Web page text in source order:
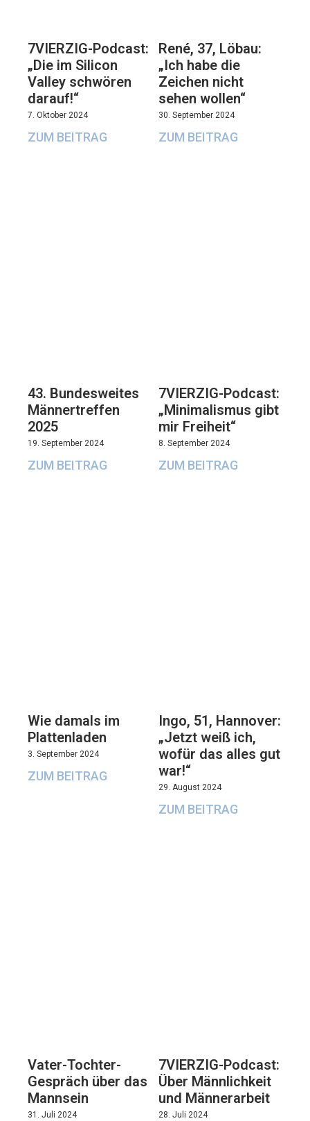
7VIERZIG-Podcast:
„Die im Silicon
Valley schwören
darauf!“
7. Oktober 2024
ZUM BEITRAG
René, 37, Löbau:
„Ich habe die
Zeichen nicht
sehen wollen“
30. September 2024
ZUM BEITRAG
43. Bundesweites
Männertreffen
2025
19. September 2024
ZUM BEITRAG
7VIERZIG-Podcast:
„Minimalismus gibt
mir Freiheit“
8. September 2024
ZUM BEITRAG
Wie damals im
Plattenladen
3. September 2024
ZUM BEITRAG
Ingo, 51, Hannover:
„Jetzt weiß ich,
wofür das alles gut
war!“
29. August 2024
ZUM BEITRAG
Vater-Tochter-
Gespräch über das
Mannsein
31. Juli 2024
7VIERZIG-Podcast:
Über Männlichkeit
und Männerarbeit
28. Juli 2024